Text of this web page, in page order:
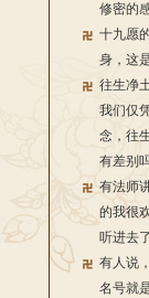
修密的
十九愿
身，这
往生净
我们仅
念，往
有差别
有法师
的我很
听进去了
有人说
名号就